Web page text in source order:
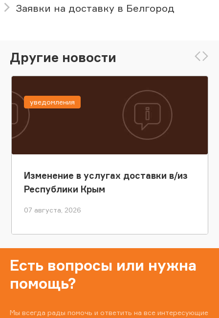
Заявки на доставку в Белгород
Другие новости
Изменение в услугах доставки в/из
Республики Крым
07 августа, 2026
уведомления
Есть вопросы или нужна
помощь?
Мы всегда рады помочь и ответить на все интересующие